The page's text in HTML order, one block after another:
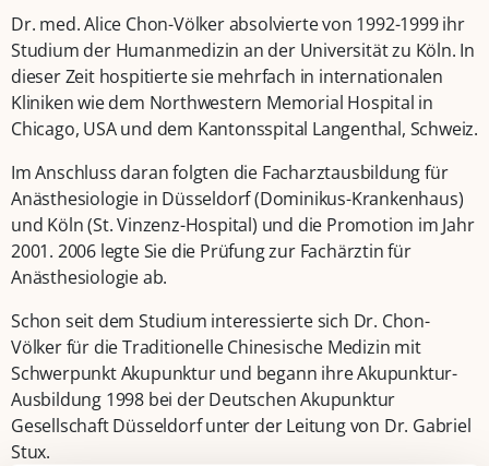
Dr. med. Alice Chon-Völker absolvierte von 1992-1999 ihr
Studium der Humanmedizin an der Universität zu Köln. In
dieser Zeit hospitierte sie mehrfach in internationalen
Kliniken wie dem Northwestern Memorial Hospital in
Chicago, USA und dem Kantonsspital Langenthal, Schweiz.
Im Anschluss daran folgten die Facharztausbildung für
Anästhesiologie in Düsseldorf (Dominikus-Krankenhaus)
und Köln (St. Vinzenz-Hospital) und die Promotion im Jahr
2001. 2006 legte Sie die Prüfung zur Fachärztin für
Anästhesiologie ab.
Schon seit dem Studium interessierte sich Dr. Chon-
Völker für die Traditionelle Chinesische Medizin mit
Schwerpunkt Akupunktur und begann ihre Akupunktur-
Ausbildung 1998 bei der Deutschen Akupunktur
Gesellschaft Düsseldorf unter der Leitung von Dr. Gabriel
Stux.